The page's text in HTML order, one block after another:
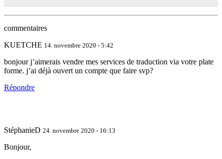
commentaires
KUETCHE 14. novembre 2020 - 5:42
bonjour j’aimerais vendre mes services de traduction via votre plate
forme. j’ai déjà ouvert un compte que faire svp?
Répondre
StéphanieD 24. novembre 2020 - 16:13
Bonjour,